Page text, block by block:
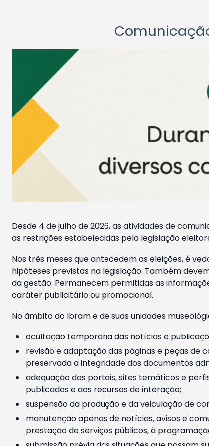
Desde 4 de julho de 2026, as atividades de
as restrições estabelecidas pela legislação
Nos três meses que antecedem as eleições, é
hipóteses previstas na legislação. Também
da gestão. Permanecem permitidas as
caráter publicitário ou promocional.
No âmbito do Ibram e de suas unidades
ocultação temporária das notícias e
revisão e adaptação das páginas e peças de
preservada a integridade dos documentos
adequação dos portais, sites temáticos e
publicados e aos recursos de interação;
suspensão da produção e da veiculação de
manutenção apenas de notícias, avisos e
prestação de serviços públicos, à